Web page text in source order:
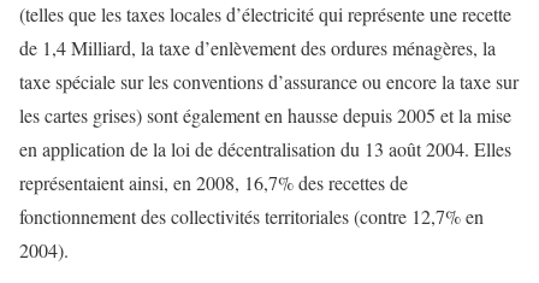
(telles que les taxes locales d’électricité qui représente une recette
de 1,4 Milliard, la taxe d’enlèvement des ordures ménagères, la
taxe spéciale sur les conventions d’assurance ou encore la taxe sur
les cartes grises) sont également en hausse depuis 2005 et la mise
en application de la loi de décentralisation du 13 août 2004. Elles
représentaient ainsi, en 2008, 16,7% des recettes de
fonctionnement des collectivités territoriales (contre 12,7% en
2004).